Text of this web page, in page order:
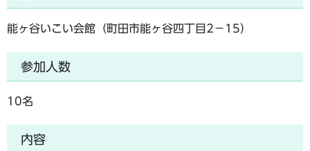
能ヶ谷いこい会館（町田市能ヶ谷四丁目2－15）
参加人数
10名
内容